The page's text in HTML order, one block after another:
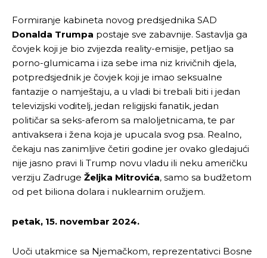
Formiranje kabineta novog predsjednika SAD
Donalda Trumpa postaje sve zabavnije. Sastavlja ga
čovjek koji je bio zvijezda reality-emisije, petljao sa
porno-glumicama i iza sebe ima niz krivičnih djela,
potpredsjednik je čovjek koji je imao seksualne
fantazije o namještaju, a u vladi bi trebali biti i jedan
televizijski voditelj, jedan religijski fanatik, jedan
političar sa seks-aferom sa maloljetnicama, te par
antivaksera i žena koja je upucala svog psa. Realno,
čekaju nas zanimljive četiri godine jer ovako gledajući
nije jasno pravi li Trump novu vladu ili neku američku
verziju Zadruge Željka Mitrovića, samo sa budžetom
od pet biliona dolara i nuklearnim oružjem.
petak, 15. novembar 2024.
Uoči utakmice sa Njemačkom, reprezentativci Bosne